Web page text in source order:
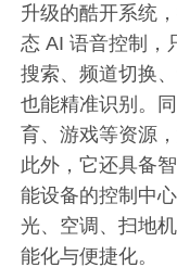
升级的酷开系统
态 AI 语音控制，
搜索、频道切换
也能精准识别。
育、游戏等资源
此外，它还具备
能设备的控制中
光、空调、扫地
能化与便捷化。